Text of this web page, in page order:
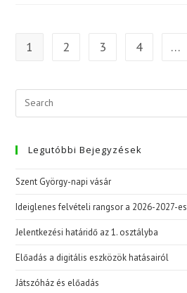
1 2 3 4 …
Legutóbbi Bejegyzések
Szent György-napi vásár
Ideiglenes felvételi rangsor a 2026-2027-
Jelentkezési határidő az 1. osztályba
Előadás a digitális eszközök hatásairól
Játszóház és előadás